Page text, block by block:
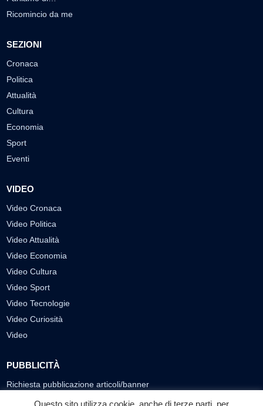
Ricomincio da me
SEZIONI
Cronaca
Politica
Attualità
Cultura
Economia
Sport
Eventi
VIDEO
Video Cronaca
Video Politica
Video Attualità
Video Economia
Video Cultura
Video Sport
Video Tecnologie
Video Curiosità
Video
PUBBLICITÀ
Richiesta pubblicazione articoli/banner